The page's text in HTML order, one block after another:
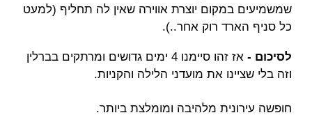
שמשמיעים במקום יוצרת אווירה שאין לה תחליף (למעט
כל סניף הארד רוק אחר..).
לסיכום -
אז זהו סיימנו 4 ימים גדושים ומרתקים בברלין
וזה בלי שציינו את מועדני הלילה והקניות.
חופשה עירונית מלהיבה ומומלצת ביותר.